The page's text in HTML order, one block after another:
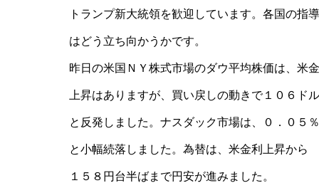
トランプ新大統領を歓迎しています。各国の指
はどう立ち向かうかです。
昨日の米国ＮＹ株式市場のダウ平均株価は、米
上昇はありますが、買い戻しの動きで１０６ド
と反発しました。ナスダック市場は、０．０５
と小幅続落しました。為替は、米金利上昇から
１５８円台半ばまで円安が進みました。